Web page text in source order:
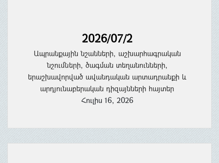
2026/07/2
Ապրանքային նշանների, աշխարհագրական
նշումների, ծագման տեղանունների,
երաշխավորված ավանդական արտադրանքի և
արդյունաբերական դիզայնների հայտեր
Հուլիս 16, 2026